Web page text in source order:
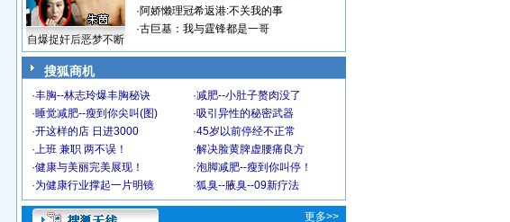
自爆捉奸后恶梦不断
·阿娇懒理冠希返港:不关我的事
·古巨基：我与霆锋都是一哥
搜狐商机
·丰胸--林志玲爆丰胸秘诀 ·减肥--小肚子赘肉没了
·睡觉减肥--瘦到你尖叫(图) ·吸引异性的秘密武器
·开这样的店 日进3000 ·45岁以前停经不正常
·上班 兼职 两不误！ ·解决脸黄脾虚腰痛良方
·健康与美丽完美展现！ ·泡脚减肥--瘦到你叫停！
·为健康行业撑起一片明镜 ·狐臭--腋臭--09新疗法
更多>>